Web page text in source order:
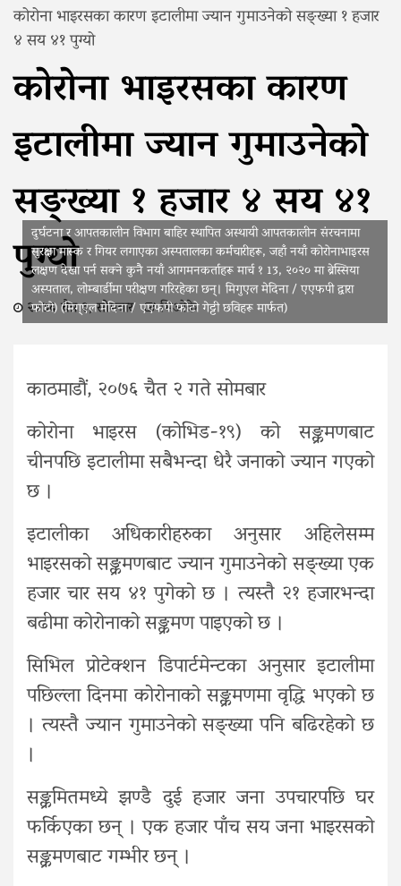
कोरोना भाइरसका कारण इटालीमा ज्यान गुमाउनेको सङ्ख्या १ हजार
४ सय ४१ पुग्यो
कोरोना भाइरसका कारण
इटालीमा ज्यान गुमाउनेको
सङ्ख्या १ हजार ४ सय ४१
पुग्यो
२०७६ चैत्र ३, सोमवार भिओके
दुर्घटना र आपतकालीन विभाग बाहिर स्थापित अस्थायी आपतकालीन संरचनामा
सुरक्षा मास्क र गियर लगाएका अस्पतालका कर्मचारीहरू, जहाँ नयाँ कोरोनाभाइरस
लक्षण देखा पर्न सक्ने कुनै नयाँ आगमनकर्ताहरू मार्च १ 13, २०२० मा ब्रेस्सिया
अस्पताल, लोम्बार्डीमा परीक्षण गरिरहेका छन्। मिगुएल मेदिना / एएफपी द्वारा
फोटो) (मिग्एल मेदिना / एएफपी फोटो गेट्टी छविहरू मार्फत)
काठमाडौं, २०७६ चैत २ गते सोमबार
कोरोना भाइरस (कोभिड-१९) को सङ्क्रमणबाट
चीनपछि इटालीमा सबैभन्दा धेरै जनाको ज्यान गएको
छ ।
इटालीका अधिकारीहरुका अनुसार अहिलेसम्म
भाइरसको सङ्क्रमणबाट ज्यान गुमाउनेको सङ्ख्या एक
हजार चार सय ४१ पुगेको छ । त्यस्तै २१ हजारभन्दा
बढीमा कोरोनाको सङ्क्रमण पाइएको छ ।
सिभिल प्रोटेक्शन डिपार्टमेन्टका अनुसार इटालीमा
पछिल्ला दिनमा कोरोनाको सङ्क्रमणमा वृद्धि भएको छ
। त्यस्तै ज्यान गुमाउनेको सङ्ख्या पनि बढिरहेको छ
।
सङ्क्रमितमध्ये झण्डै दुई हजार जना उपचारपछि घर
फर्किएका छन् । एक हजार पाँच सय जना भाइरसको
सङ्क्रमणबाट गम्भीर छन् ।